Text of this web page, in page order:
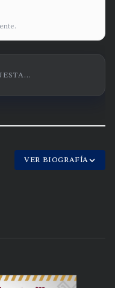
VER BIOGRAFÍA